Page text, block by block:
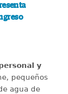
y
pequeños
agua de